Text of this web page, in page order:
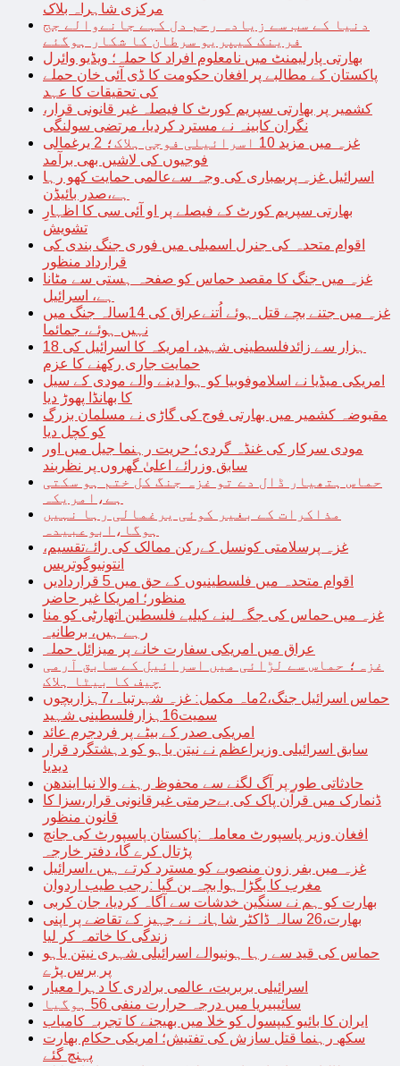
مرکزی شاہراہ بلاک
دنیا کے سب سے زیادہ رحم دل کہے جانےوالے جج
فرینک کیپریو سرطان کا شکار ہوگئے
بھارتی پارلیمنٹ میں نامعلوم افراد کا حملہ؛ ویڈیو وائرل
پاکستان کے مطالبے پر افغان حکومت کا ڈی آئی خان حملے
کی تحقیقات کا عہد
کشمیر پر بھارتی سپریم کورٹ کا فیصلہ غیر قانونی قرار،
نگران کابینہ نے مسترد کردیا، مرتضی سولنگی
غزہ میں مزید 10 اسرائیلی فوجی ہلاک؛ 2 یرغمالی
فوجیوں کی لاشیں بھی برآمد
اسرائیل غزہ پربمباری کی وجہ سےعالمی حمایت کھو رہا
ہے،صدر بائیڈن
بھارتی سپریم کورٹ کے فیصلے پر او آئی سی کا اظہارِ
تشویش
اقوام متحدہ کی جنرل اسمبلی میں فوری جنگ بندی کی
قرارداد منظور
غزہ میں جنگ کا مقصد حماس کو صفحہ ہستی سے مٹانا
ہے، اسرائیل
غزہ میں جتنے بچے قتل ہوئے اُتنےعراق کی 14سالہ جنگ میں
نہیں ہوئے، جمائما
18 ہزار سے زائدفلسطینی شہید، امریکہ کا اسرائیل کی
حمایت جاری رکھنے کا عزم
امریکی میڈیا نے اسلاموفوبیا کو ہوا دینے والے مودی کے سیل
کا بھانڈا پھوڑ دیا
مقبوضہ کشمیر میں بھارتی فوج کی گاڑی نے مسلمان بزرگ
کو کچل دیا
مودی سرکار کی غنڈہ گردی؛ حریت رہنما جیل میں اور
سابق وزرائے اعلیٰ گھروں پر نظربند
حماس ہتھیار ڈال دے تو غزہ جنگ کل ختم ہو سکتی
ہے،امریکہ
مذاکرات کے بغیر کوئی یرغمالی رہا نہیں
ہوگا،ابوعبیدہ
غزہ پرسلامتی کونسل کےرکن ممالک کی رائےتقسیم،
انتونیوگوتریس
اقوام متحدہ میں فلسطینیوں کے حق میں 5 قراردادیں
منظور؛ امریکا غیر حاضر
غزہ میں حماس کی جگہ لینے کیلیے فلسطین اتھارٹی کو منا
رہے ہیں، برطانیہ
عراق میں امریکی سفارت خانے پر میزائل حملہ
غزہ؛ حماس سے لڑائی میں اسرائیل کے سابق آرمی
چیف کا بیٹا ہلاک
حماس اسرائیل جنگ،2ماہ مکمل: غزہ شہرتباہ،7ہزاربچوں
سمیت16ہزارفلسطینی شہید
امریکی صدر کے بیٹے پر فردجرم عائد
سابق اسرائیلی وزیراعظم نے نیتن یاہو کو دہشتگرد قرار
دیدیا
حادثاتی طور پر آگ لگنے سے محفوظ رہنے والا نیا ایندھن
ڈنمارک میں قرآن پاک کی بےحرمتی غیرقانونی قرار،سزا کا
قانون منظور
افغان وزیر پاسپورٹ معاملہ :پاکستان پاسپورٹ کی جانچ
پڑتال کرے گا، دفتر خارجہ
غزہ میں بفر زون منصوبے کو مسترد کرتے ہیں ،اسرائیل
مغرب کا بگڑا ہوا بچہ بن گیا :رجب طیب اردوان
بھارت کو ہم نے سنگین خدشات سے آگاہ کردیا، جان کربی
بھارت،26 سالہ ڈاکٹر شاہانہ نے جہیز کے تقاضے پر اپنی
زندگی کا خاتمہ کر لیا
حماس کی قید سے رہا ہونیوالے اسرائیلی شہری نیتن یاہو
پر برس پڑے
اسرائیلی بربریت، عالمی برادری کا دہرا معیار
سائیبیریا میں درجہ حرارت منفی 56 ہوگیا
ایران کا بائیو کیپسول کو خلا میں بھیجنے کا تجربہ کامیاب
سکھ رہنما قتل سازش کی تفتیش؛ امریکی حکام بھارت
پہنچ گئے